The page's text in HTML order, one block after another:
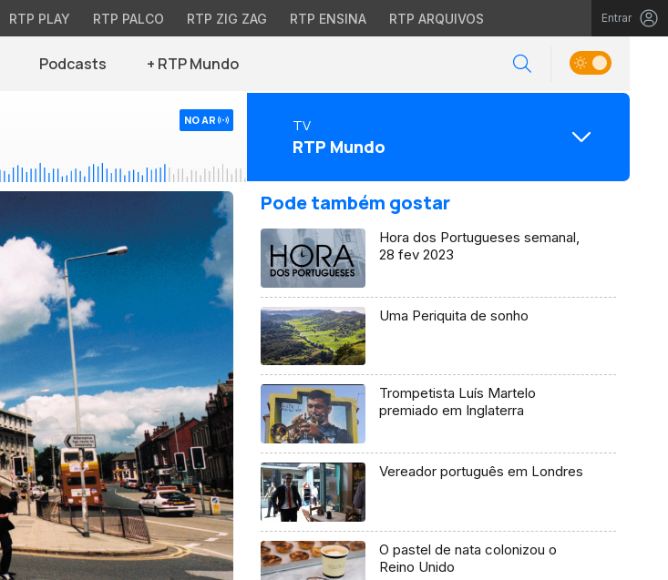
RTP PLAY RTP PALCO RTP ZIG ZAG RTP ENSINA RTP ARQUIVOS Entrar
Podcasts + RTP Mundo
NO AR TV
RTP Mundo
Pode também gostar
Hora dos Portugueses semanal,
28 fev 2023
Uma Periquita de sonho
Trompetista Luís Martelo
premiado em Inglaterra
Vereador português em Londres
O pastel de nata colonizou o
Reino Unido